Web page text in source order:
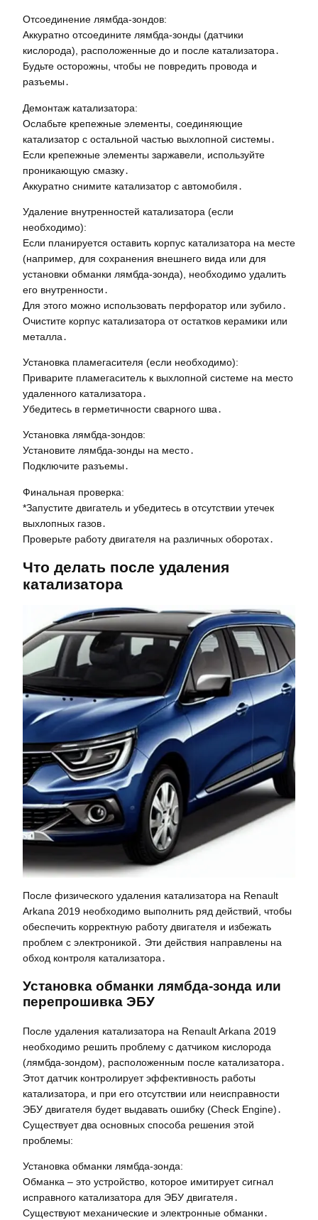
Отсоединение лямбда-зондов:
Аккуратно отсоедините лямбда-зонды (датчики
кислорода), расположенные до и после катализатора․
Будьте осторожны, чтобы не повредить провода и
разъемы․
Демонтаж катализатора:
Ослабьте крепежные элементы, соединяющие
катализатор с остальной частью выхлопной системы․
Если крепежные элементы заржавели, используйте
проникающую смазку․
Аккуратно снимите катализатор с автомобиля․
Удаление внутренностей катализатора (если
необходимо):
Если планируется оставить корпус катализатора на месте
(например, для сохранения внешнего вида или для
установки обманки лямбда-зонда), необходимо удалить
его внутренности․
Для этого можно использовать перфоратор или зубило․
Очистите корпус катализатора от остатков керамики или
металла․
Установка пламегасителя (если необходимо):
Приварите пламегаситель к выхлопной системе на место
удаленного катализатора․
Убедитесь в герметичности сварного шва․
Установка лямбда-зондов:
Установите лямбда-зонды на место․
Подключите разъемы․
Финальная проверка:
*Запустите двигатель и убедитесь в отсутствии утечек
выхлопных газов․
Проверьте работу двигателя на различных оборотах․
Что делать после удаления
катализатора
После физического удаления катализатора на Renault
Arkana 2019 необходимо выполнить ряд действий, чтобы
обеспечить корректную работу двигателя и избежать
проблем с электроникой․ Эти действия направлены на
обход контроля катализатора․
Установка обманки лямбда-зонда или
перепрошивка ЭБУ
После удаления катализатора на Renault Arkana 2019
необходимо решить проблему с датчиком кислорода
(лямбда-зондом), расположенным после катализатора․
Этот датчик контролирует эффективность работы
катализатора, и при его отсутствии или неисправности
ЭБУ двигателя будет выдавать ошибку (Check Engine)․
Существует два основных способа решения этой
проблемы:
Установка обманки лямбда-зонда:
Обманка – это устройство, которое имитирует сигнал
исправного катализатора для ЭБУ двигателя․
Существуют механические и электронные обманки․